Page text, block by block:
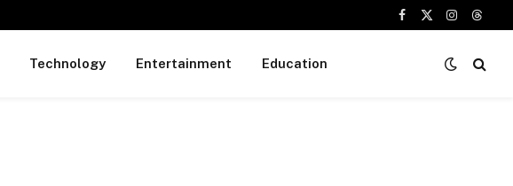
Facebook
X
Instagram
Technology Entertainment Education